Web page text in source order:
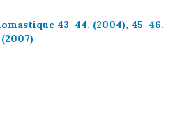
43–44. (2004), 45–46.